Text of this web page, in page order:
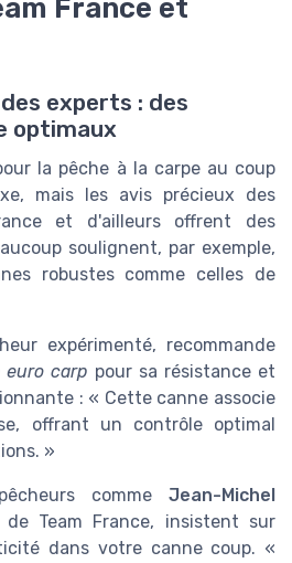
France et
experts : des
optimaux
la pêche à la carpe au coup
mais les avis précieux des
et d'ailleurs offrent des
soulignent, par exemple,
robustes comme celles de
expérimenté, recommande
euro carp pour sa résistance et
: « Cette canne associe
offrant un contrôle optimal
»
comme Jean-Michel
de Team France, insistent sur
dans votre canne coup. «